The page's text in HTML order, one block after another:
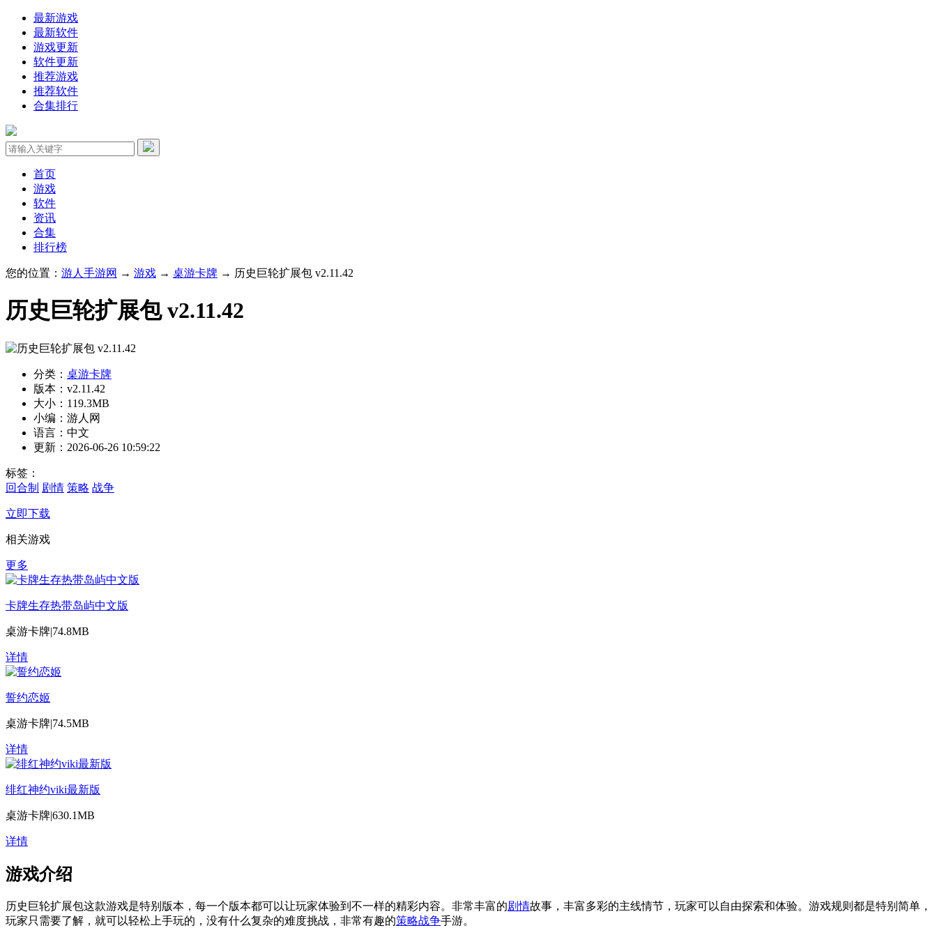
最新游戏
最新软件
游戏更新
软件更新
推荐游戏
推荐软件
合集排行
首页
游戏
软件
资讯
合集
排行榜
您的位置： 游人手游网 → 游戏 → 桌游卡牌 → 历史巨轮扩展包 v2.11.42
历史巨轮扩展包 v2.11.42
分类： 桌游卡牌
版本：v2.11.42
大小：119.3MB
小编：游人网
语言：中文
更新：2026-06-26 10:59:22
标签：
回合制 剧情 策略 战争
立即下载
相关游戏
更多
卡牌生存热带岛屿中文版
桌游卡牌|74.8MB
详情
誓约恋姬
桌游卡牌|74.5MB
详情
绯红神约viki最新版
桌游卡牌|630.1MB
详情
游戏介绍
历史巨轮扩展包这款游戏是特别版本，每一个版本都可以让玩家体验到不一样的精彩内容。非常丰富的剧情故事，丰富多彩的主线情节，玩家可以自由探索和体验。游戏规则都是特别简单，
玩家只需要了解，就可以轻松上手玩的，没有什么复杂的难度挑战，非常有趣的策略战争手游。